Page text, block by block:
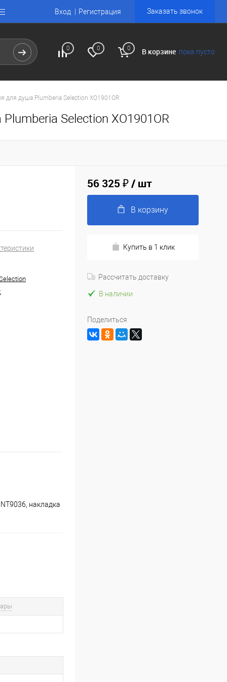
Вход Регистрация Заказать звонок
0 0 0 В корзине пока пусто
для душа Plumberia Selection XO1901OR
Selection XO1901OR
накладка
56 325 ₽/ шт
В корзину
Купить в 1 клик
Рассчитать доставку
В наличии
Поделиться